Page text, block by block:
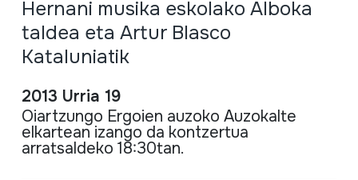
Hernani musika eskolako Alboka
taldea eta Artur Blasco
Kataluniatik
2013 Urria 19
Oiartzungo Ergoien auzoko Auzokalte
elkartean izango da kontzertua
arratsaldeko 18:30tan.